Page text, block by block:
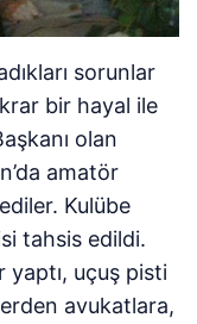
sorunlar
bir hayal ile
olan
amatör
Kulübe
tahsis edildi.
yaptı, uçuş pisti
avukatlara,